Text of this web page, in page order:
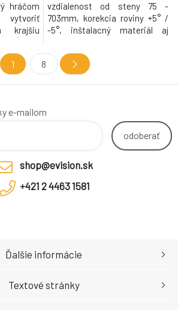
hráčom
krajšiu
pre až
s
kg a
vzdialenost od steny 75 -
703mm, korekcia roviny +5° /
-5°, inštalacný materiál aj
900x600, nosnost 120kg
1 8
e-mailom
odoberať
shop@evision.sk
+421 2 4463 1581
Ďalšie informácie
Textové stránky